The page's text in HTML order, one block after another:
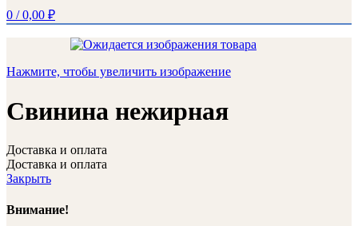
0 / 0,00 ₽
Нажмите, чтобы увеличить изображение
Свинина нежирная
Доставка и оплата
Доставка и оплата
Закрыть
Внимание!